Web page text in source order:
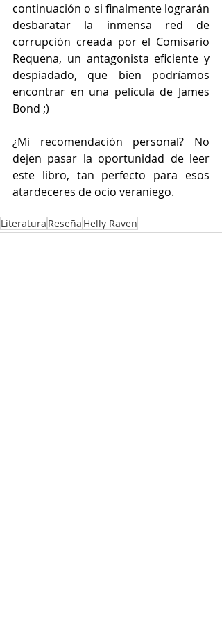
continuación o si finalmente lograrán
desbaratar la inmensa red de
corrupción creada por el Comisario
Requena, un antagonista eficiente y
despiadado, que bien podríamos
encontrar en una película de James
Bond ;)
¿Mi recomendación personal? No
dejen pasar la oportunidad de leer
este libro, tan perfecto para esos
atardeceres de ocio veraniego.
Literatura Reseña Helly Raven